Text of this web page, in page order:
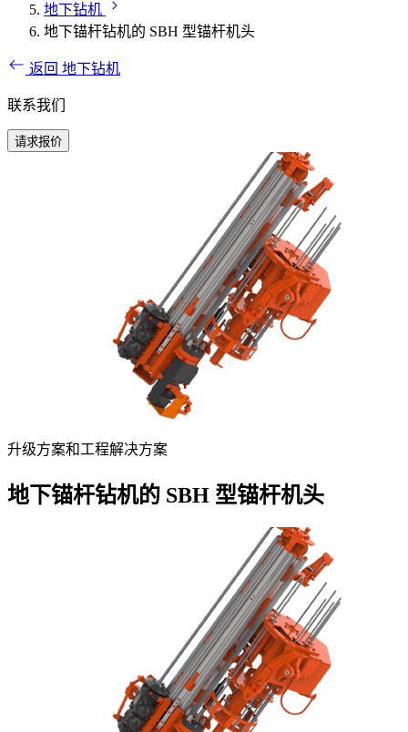
地下钻机
地下锚杆钻机的 SBH 型锚杆机头
返回 地下钻机
联系我们
请求报价
升级方案和工程解决方案
地下锚杆钻机的 SBH 型锚杆机头